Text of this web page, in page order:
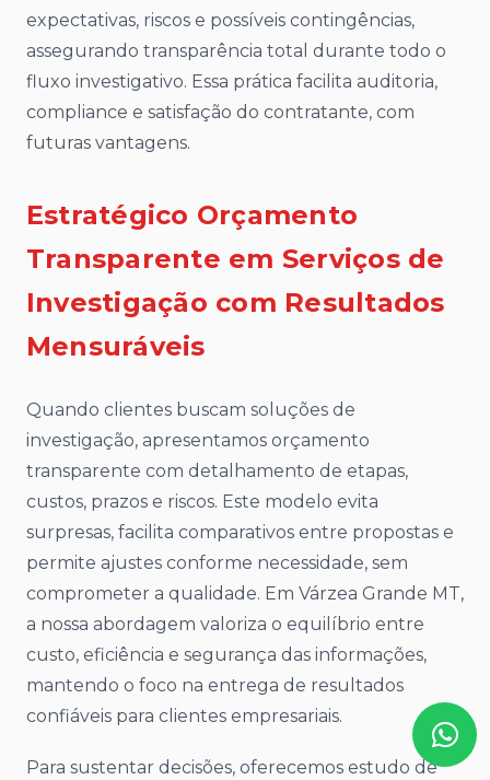
expectativas, riscos e possíveis contingências,
assegurando transparência total durante todo o
fluxo investigativo. Essa prática facilita auditoria,
compliance e satisfação do contratante, com
futuras vantagens.
Estratégico Orçamento
Transparente em Serviços de
Investigação com Resultados
Mensuráveis
Quando clientes buscam soluções de
investigação, apresentamos orçamento
transparente com detalhamento de etapas,
custos, prazos e riscos. Este modelo evita
surpresas, facilita comparativos entre propostas e
permite ajustes conforme necessidade, sem
comprometer a qualidade. Em Várzea Grande MT,
a nossa abordagem valoriza o equilíbrio entre
custo, eficiência e segurança das informações,
mantendo o foco na entrega de resultados
confiáveis para clientes empresariais.
Para sustentar decisões, oferecemos estudo de